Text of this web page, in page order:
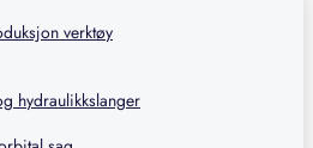
verktøy
hydraulikkslanger